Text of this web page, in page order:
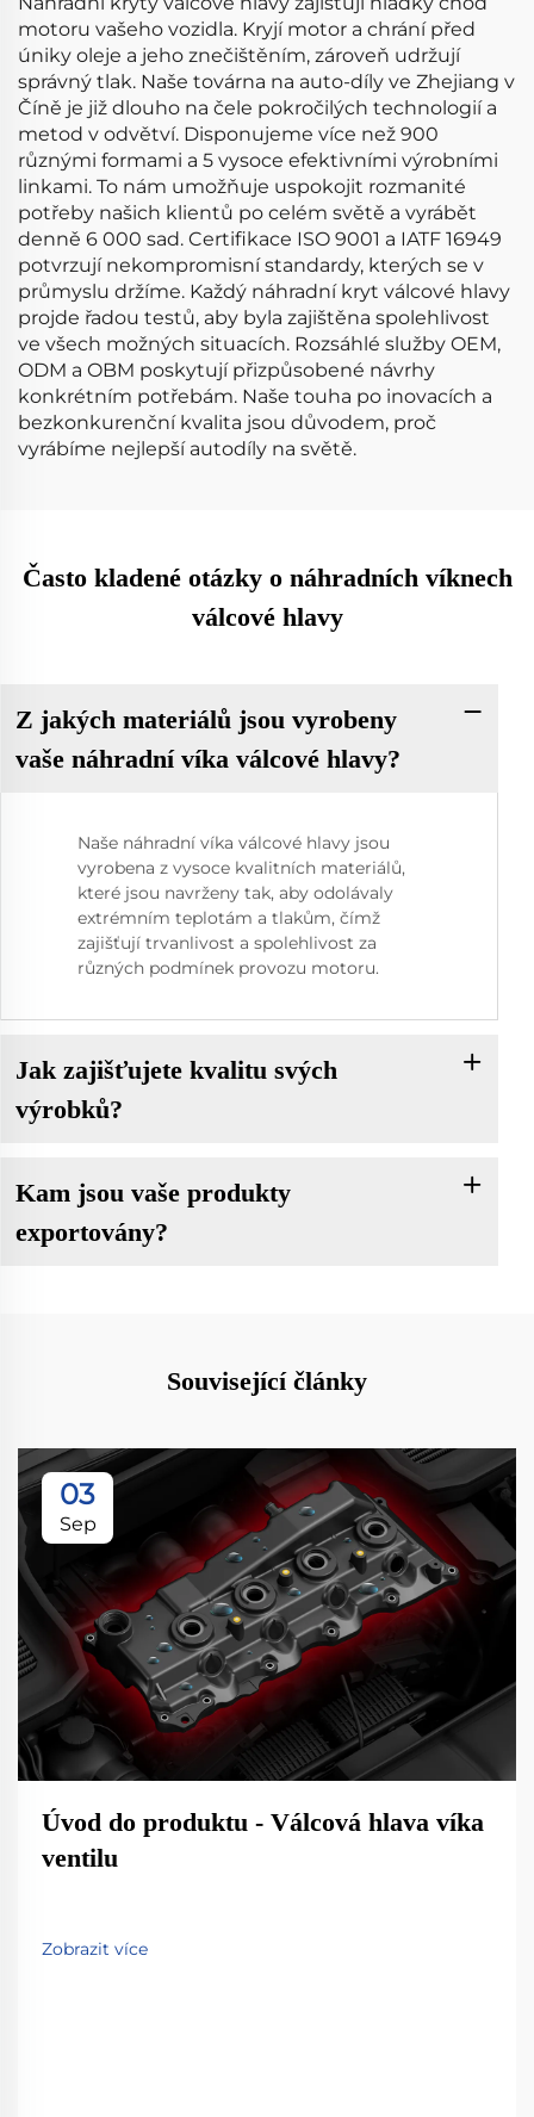
motoru vašeho vozidla. Kryjí motor a chrání před
úniky oleje a jeho znečištěním, zároveň udržují
správný tlak. Naše továrna na auto-díly ve Zhejiang v
Číně je již dlouho na čele pokročilých technologií a
metod v odvětví. Disponujeme více než 900
různými formami a 5 vysoce efektivními výrobními
linkami. To nám umožňuje uspokojit rozmanité
potřeby našich klientů po celém světě a vyrábět
denně 6 000 sad. Certifikace ISO 9001 a IATF 16949
potvrzují nekompromisní standardy, kterých se v
průmyslu držíme. Každý náhradní kryt válcové hlavy
projde řadou testů, aby byla zajištěna spolehlivost
ve všech možných situacích. Rozsáhlé služby OEM,
ODM a OBM poskytují přizpůsobené návrhy
konkrétním potřebám. Naše touha po inovacích a
bezkonkurenční kvalita jsou důvodem, proč
vyrábíme nejlepší autodíly na světě.
Často kladené otázky o náhradních víknech
válcové hlavy
Z jakých materiálů jsou vyrobeny
vaše náhradní víka válcové hlavy?
Naše náhradní víka válcové hlavy jsou
vyrobena z vysoce kvalitních materiálů,
které jsou navrženy tak, aby odolávaly
extrémním teplotám a tlakům, čímž
zajišťují trvanlivost a spolehlivost za
různých podmínek provozu motoru.
Jak zajišťujete kvalitu svých
výrobků?
Kam jsou vaše produkty
exportovány?
Související články
03
Sep
Úvod do produktu - Válcová hlava víka
ventilu
Zobrazit více